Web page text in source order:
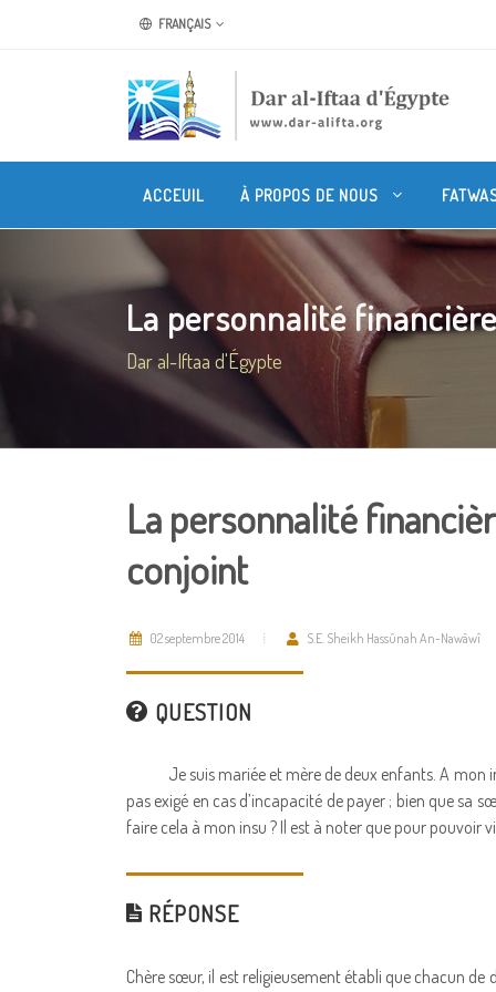
FRANÇAIS
ACCEUIL À PROPOS DE NOUS
La personnalité
Dar al-Iftaa d'Égypte
La personnalité
conjoint
02 septembre 2014 S.E. Sheikh Hassûnah An-Nawâwî
QUESTION
Je suis mariée et mère de deux enfants. A
pas exigé en cas d’incapacité de payer ; bien que
faire cela à mon insu ? Il est à noter que pour pouvoir
RÉPONSE
Chère sœur, il est religieusement établi que chacun